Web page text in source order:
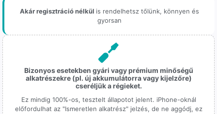
Akár regisztráció nélkül is rendelhetsz tőlünk, könnyen és
gyorsan
Bizonyos esetekben gyári vagy prémium minőségű
alkatrészekre (pl. új akkumulátorra vagy kijelzőre)
cseréljük a régieket.
Ez mindig 100%-os, tesztelt állapotot jelent. iPhone-oknál
előfordulhat az "Ismeretlen alkatrész" jelzés, de ne aggódj, ez